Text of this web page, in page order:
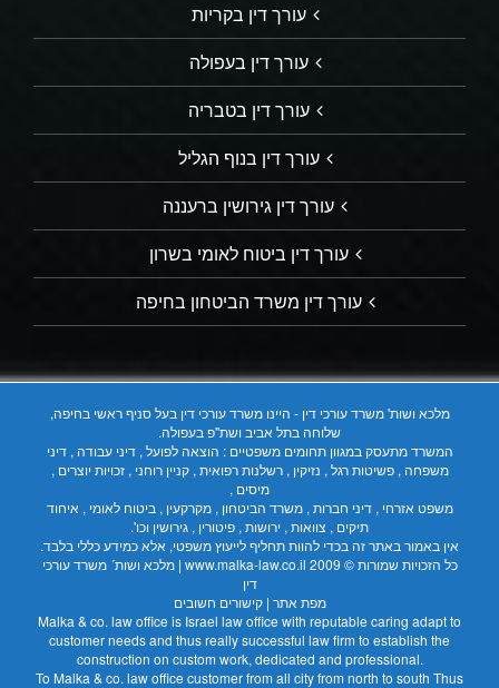
עורך דין בקריות
עורך דין בעפולה
עורך דין בטבריה
עורך דין בנוף הגליל
עורך דין גירושין ברעננה
עורך דין ביטוח לאומי בשרון
עורך דין משרד הביטחון בחיפה
מלכא ושות' משרד עורכי דין - היינו משרד עורכי דין בעל סניף ראשי בחיפה,
שלוחה בתל אביב ושת"פ בעפולה.
המשרד מתעסק במגוון תחומים משפטיים : הוצאה לפועל , דיני עבודה , דיני
משפחה , פשיטות רגל , נזיקין , רשלנות רפואית , קניין רוחני , זכויות יוצרים ,
מיסים ,
משפט אזרחי , דיני חברות , משרד הביטחון , מקרקעין , ביטוח לאומי , איחוד
תיקים , צוואות , ירושות , פיטורין , גירושין וכו'.
אין באמור באתר זה בכדי להוות תחליף לייעוץ משפטי, אלא כמידע כללי בלבד.
כל הזכויות שמורות © 2009
www.malka-law.co.il | מלכא ושות´ משרד עורכי
דין
מפת אתר |קישורים חשובים
Malka & co. law office is Israel law office with reputable caring adapt to
customer needs and thus really successful law firm to establish the
construction on custom work, dedicated and professional.
To Malka & co. law office customer from all city from north to south Thus